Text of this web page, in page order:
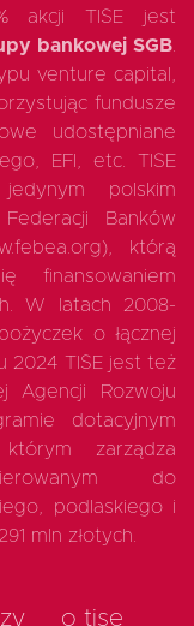
akcji TISE jest
bankowej SGB.
venture capital,
fundusze
udostępniane
EFI, etc. TISE
polskim
Banków
którą
finansowaniem
W latach 2008-
o łącznej
2024 TISE jest też
Agencji Rozwoju
dotacyjnym
zarządza
do
podlaskiego i
mln złotych.
o tise